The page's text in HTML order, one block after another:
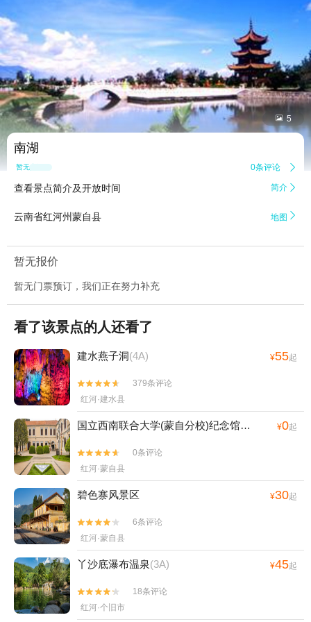
 5
南湖
暂无点评 0条评论 
查看景点简介及开放时间 简介 
云南省红河州蒙自县 地图 
暂无报价
暂无门票预订，我们正在努力补充
看了该景点的人还看了
建水燕子洞(4A) ¥55起


379条评论
红河·建水县
国立西南联合大学(蒙自分校)纪念馆
(4A) ¥0起


0条评论
红河·蒙自县
碧色寨风景区 ¥30起


6条评论
红河·蒙自县
丫沙底瀑布温泉(3A) ¥45起


18条评论
红河·个旧市
